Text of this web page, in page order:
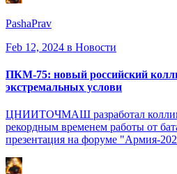
PashaPrav
Feb 12, 2024 в Новости
ПКМ-75: новый российский
экстремальных услови
ЦНИИТОЧМАШ разработал
рекордным временем работы от
презентация на форуме "Армия-